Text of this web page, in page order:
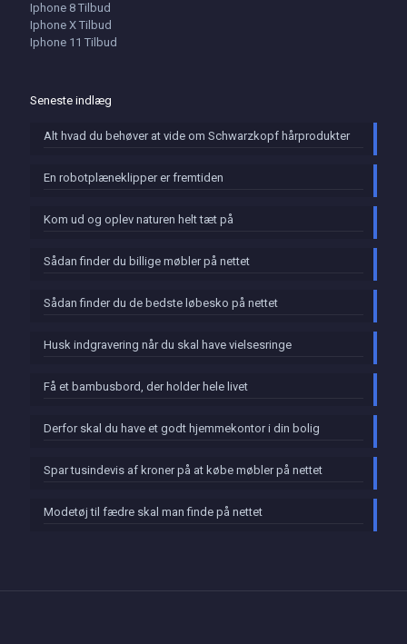
Iphone 8 Tilbud
Iphone X Tilbud
Iphone 11 Tilbud
Seneste indlæg
Alt hvad du behøver at vide om Schwarzkopf hårprodukter
En robotplæneklipper er fremtiden
Kom ud og oplev naturen helt tæt på
Sådan finder du billige møbler på nettet
Sådan finder du de bedste løbesko på nettet
Husk indgravering når du skal have vielsesringe
Få et bambusbord, der holder hele livet
Derfor skal du have et godt hjemmekontor i din bolig
Spar tusindevis af kroner på at købe møbler på nettet
Modetøj til fædre skal man finde på nettet